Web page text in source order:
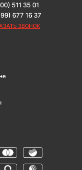
511 35 01
677 16 37
ЗВОНОК